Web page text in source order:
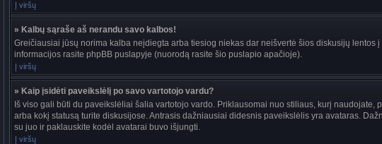
Į viršų
» Kalbų sąraše aš nerandu savo kalbos!
Greičiausiai jūsų norima kalba neįdiegta arba tiesiog niekas dar neišvertė šios diskusijų
informacijos rasite phpBB puslapyje (nuorodą rasite šio puslapio apačioje).
Į viršų
» Kaip įsidėti paveikslėlį po savo vartotojo vardu?
Iš viso gali būti du paveikslėliai šalia vartotojo vardo. Priklausomai nuo stiliaus, kurį
arba kokį statusą turite diskusijose. Antrasis dažniausiai didesnis paveikslėlis yra avataras.
su juo ir paklauskite kodėl avatarai buvo išjungti.
Į viršų